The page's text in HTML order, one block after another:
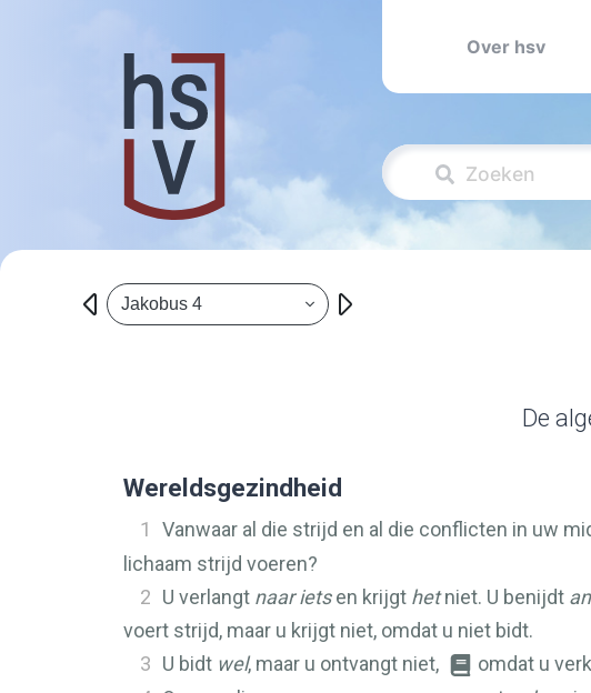
Over hsv
Jakobus 4
De
Wereldsgezindheid
1 Vanwaar al die strijd en al die conflicten in uw
lichaam strijd voeren?
2 U verlangt naar ietsen krijgt hetniet. U benijdt
voert strijd, maar u krijgt niet, omdat u niet bidt.
3 U bidt wel, maar u ontvangt niet,
omdat u